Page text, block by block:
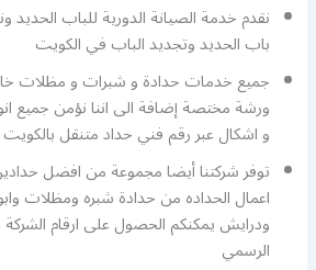
نقدم خدمة الصيانة الدورية للباب الحديد
باب الحديد وتجديد الباب في الكويت
جميع خدمات حدادة و شبرات و مظلات
ورشة مختصة إضافة الى اننا نؤمن جميع
و اشكال عبر رقم فني حداد متنقل بالكويت
توفر شركتنا أيضا مجموعة من افضل
اعمال الحداده من حدادة شبره ومظلات
ودرايش يمكنكم الحصول على ارقام
الرسمي